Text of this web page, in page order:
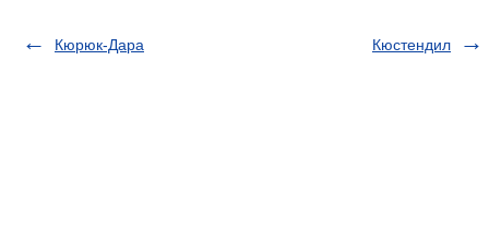
Кюрюк-Дара Кюстендил